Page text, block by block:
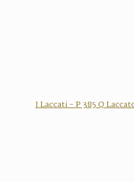
I Laccati - P 385 Q